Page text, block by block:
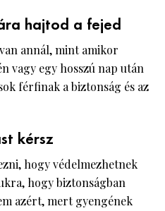
hajtod a fejed
annál, mint amikor
vagy egy hosszú nap után
férfinak a biztonság és az
kérsz
hogy védelmezhetnek
hogy biztonságban
azért, mert gyengének